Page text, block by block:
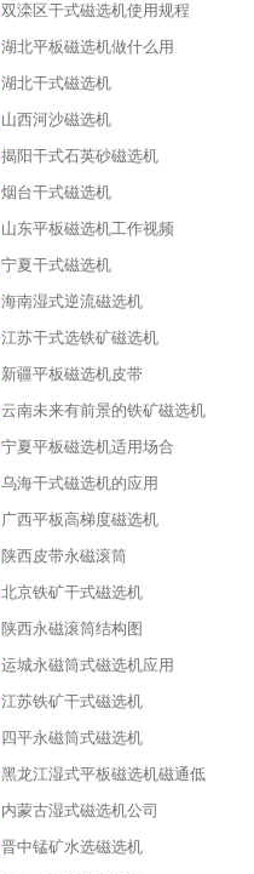
双滦区干式磁选机使用规程
湖北平板磁选机做什么用
湖北干式磁选机
山西河沙磁选机
揭阳干式石英砂磁选机
烟台干式磁选机
山东平板磁选机工作视频
宁夏干式磁选机
海南湿式逆流磁选机
江苏干式选铁矿磁选机
新疆平板磁选机皮带
云南未来有前景的铁矿磁选机
宁夏平板磁选机适用场合
乌海干式磁选机的应用
广西平板高梯度磁选机
陕西皮带永磁滚筒
北京铁矿干式磁选机
陕西永磁滚筒结构图
运城永磁筒式磁选机应用
江苏铁矿干式磁选机
四平永磁筒式磁选机
黑龙江湿式平板磁选机磁通低
内蒙古湿式磁选机公司
晋中锰矿水选磁选机